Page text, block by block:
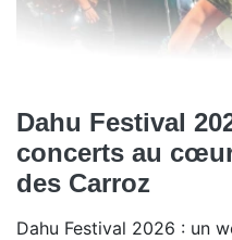
Dahu Festival
concerts au
des Carroz
Dahu Festival 2026 : un